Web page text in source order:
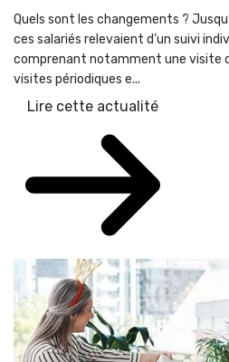
Quels sont les changements ?
ces salariés relevaient d’un suivi
comprenant notamment une visite
visites périodiques e...
Lire cette actualité